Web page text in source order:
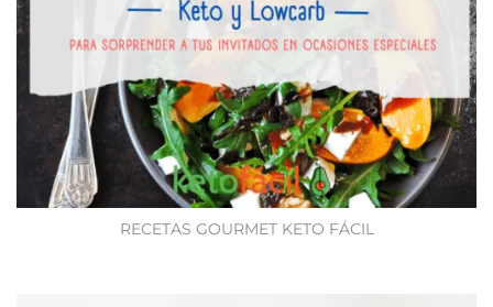
RECETAS GOURMET KETO FÁCIL